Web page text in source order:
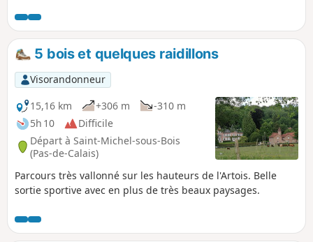
printemps de très belles orchidées. Bien sûr, ne pas
cueillir ! Ce circuit reprend une très grande partie du
"Sentier de l'Étoile" dont on trouve quelques tracés, mais
pas de descriptif. En outre son balisage est minimaliste
(peut-être même disparu en mai 2025). Les barrières sont
près du grillage à droite Avant de vous attaquer à ce
parcours, je vous conseille de visionner les 2 vidéos dont on
trouve les liens dans le commentaire de Denis.
5 bois et quelques raidillons
Visorandonneur
15,16 km
+306 m
-310 m
5h 10
Difficile
Départ à Saint-Michel-sous-Bois
(Pas-de-Calais)
Parcours très vallonné sur les hauteurs de l'Artois. Belle
sortie sportive avec en plus de très beaux paysages.